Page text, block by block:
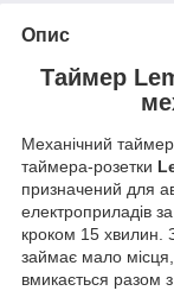
Опис
Таймер
Механічний
таймера-розетки
призначений для
електроприладів
кроком 15 хвилин.
займає мало
вмикається разом